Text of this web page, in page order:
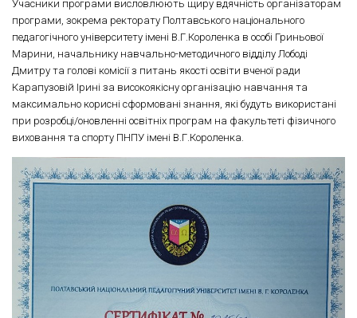
Учасники програми висловлюють щиру вдячність організаторам
програми, зокрема ректорату Полтавського національного
педагогічного університету імені В.Г.Короленка в особі Гриньової
Марини, начальнику навчально-методичного відділу Лободі
Дмитру та голові комісії з питань якості освіти вченої ради
Карапузовій Ірині за високоякісну організацію навчання та
максимально корисні сформовані знання, які будуть використані
при розробці/оновленні освітніх програм на факультеті фізичного
виховання та спорту ПНПУ імені В.Г.Короленка.